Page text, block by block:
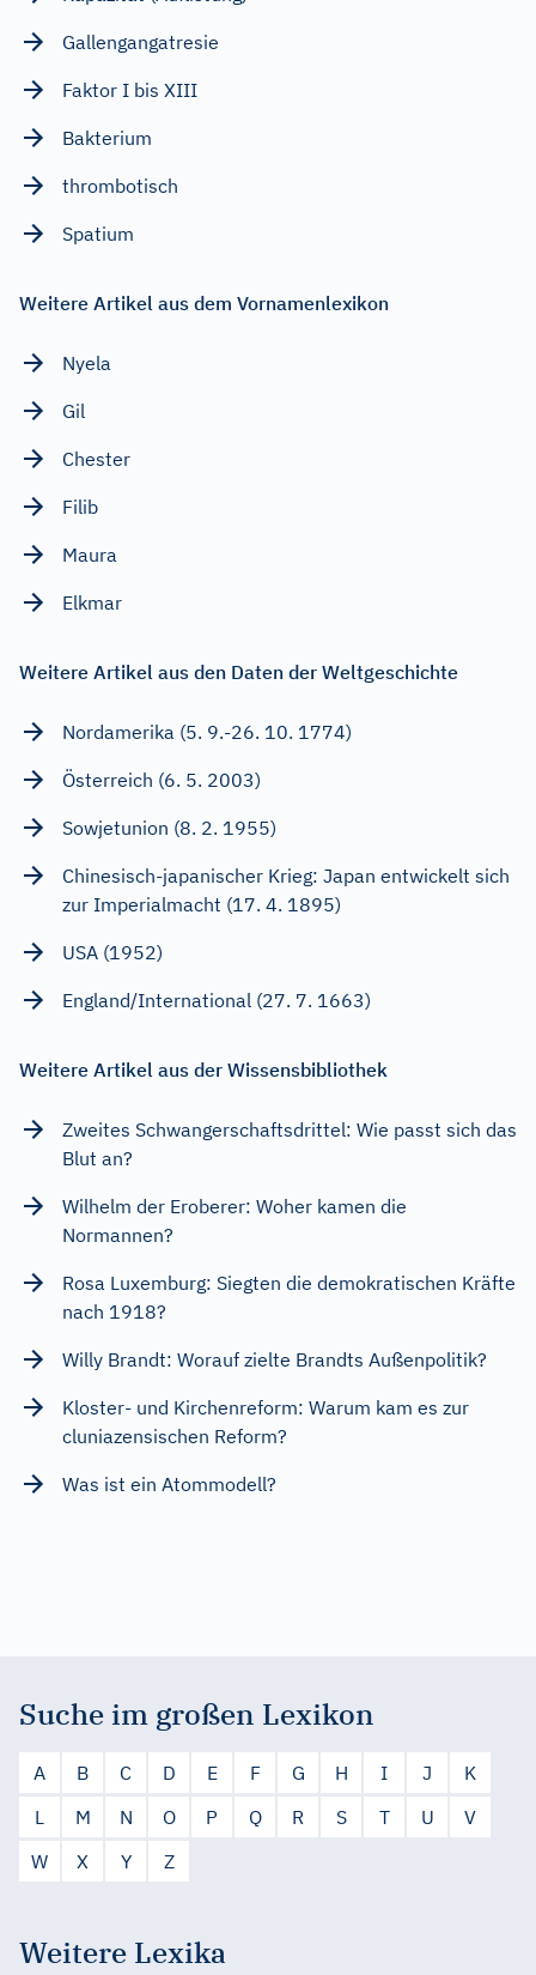
Gallengangatresie
Faktor I bis XIII
Bakterium
thrombotisch
Spatium
Weitere Artikel aus dem Vornamenlexikon
Nyela
Gil
Chester
Filib
Maura
Elkmar
Weitere Artikel aus den Daten der Weltgeschichte
Nordamerika (5. 9.-26. 10. 1774)
Österreich (6. 5. 2003)
Sowjetunion (8. 2. 1955)
Chinesisch-japanischer Krieg: Japan entwickelt sich
zur Imperialmacht (17. 4. 1895)
USA (1952)
England/International (27. 7. 1663)
Weitere Artikel aus der Wissensbibliothek
Zweites Schwangerschaftsdrittel: Wie passt sich das
Blut an?
Wilhelm der Eroberer: Woher kamen die
Normannen?
Rosa Luxemburg: Siegten die demokratischen Kräfte
nach 1918?
Willy Brandt: Worauf zielte Brandts Außenpolitik?
Kloster- und Kirchenreform: Warum kam es zur
cluniazensischen Reform?
Was ist ein Atommodell?
Suche im großen Lexikon
A B C D E F G H I J
K
L
M N O P Q R S T U
V
W
X Y Z
Weitere Lexika